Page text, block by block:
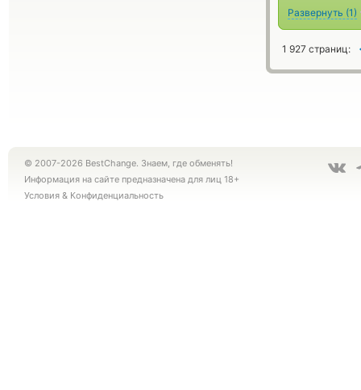
Развернуть (1)
1 927 страниц:
© 2007-2026 BestChange. Знаем, где обменять!
Информация на сайте предназначена для лиц 18+
Условия & Конфиденциальность